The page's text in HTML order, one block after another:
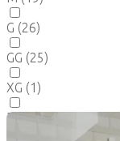
G (26)
GG (25)
XG (1)
36 (2)